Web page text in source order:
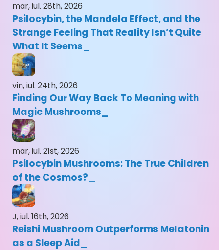
mar, iul. 28th, 2026
Psilocybin, the Mandela Effect, and the
Strange Feeling That Reality Isn’t Quite
What It Seems
vin, iul. 24th, 2026
Finding Our Way Back To Meaning with
Magic Mushrooms
mar, iul. 21st, 2026
Psilocybin Mushrooms: The True Children
of the Cosmos?
J, iul. 16th, 2026
Reishi Mushroom Outperforms Melatonin
as a Sleep Aid